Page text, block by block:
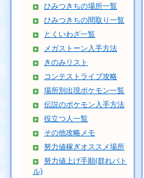
ひみつきちの場所一覧
ひみつきちの間取り一覧
とくいわざ一覧
メガストーン入手方法
きのみリスト
コンテストライブ攻略
場所別出現ポケモン一覧
伝説のポケモン入手方法
役立つ人一覧
その他攻略メモ
努力値稼ぎオススメ場所
努力値上げ手順(群れバト
ル)